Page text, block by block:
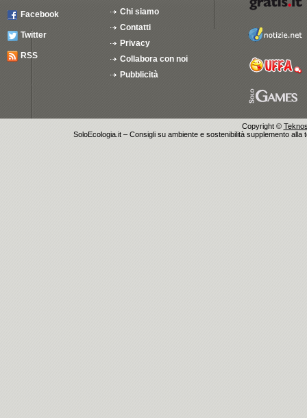
Facebook
Twitter
RSS
Chi siamo
Contatti
Privacy
Collabora con noi
Pubblicità
Copyright ©
SoloEcologia.it – Consigli su ambiente e sostenibilità supplemento